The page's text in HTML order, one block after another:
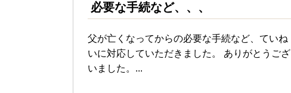
必要な手続など、、、
父が亡くなってからの必要な手続など、ていね
いに対応していただきました。 ありがとうござ
いました。...